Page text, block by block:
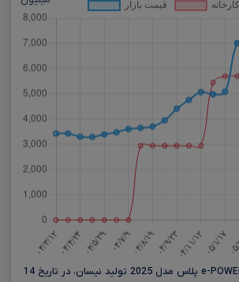
قیمت نیسان سیلفی e-POWER پلاس مدل 2025 تولید نیسان، در تاریخ 14